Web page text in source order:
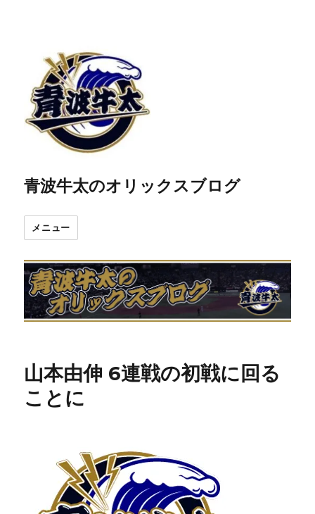
青波牛太のオリックスブログ
メニュー
山本由伸 6連戦の初戦に回る
ことに